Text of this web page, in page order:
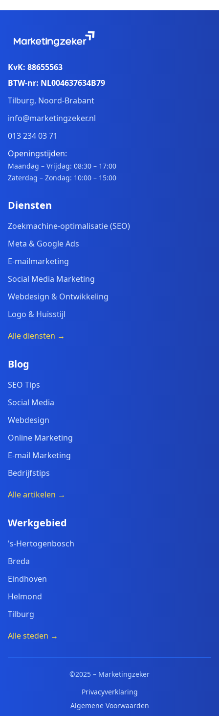
KvK: 88655563
BTW-nr: NL004637634B79
Tilburg, Noord-Brabant
info@marketingzeker.nl
013 234 03 71
Openingstijden:
Maandag – Vrijdag: 08:30 – 17:00
Zaterdag – Zondag: 10:00 – 15:00
Diensten
Zoekmachine-optimalisatie (SEO)
Meta & Google Ads
E-mailmarketing
Social Media Marketing
Webdesign & Ontwikkeling
Logo & Huisstijl
Alle diensten →
Blog
SEO Tips
Social Media
Webdesign
Online Marketing
E-mail Marketing
Bedrijfstips
Alle artikelen →
Werkgebied
's-Hertogenbosch
Breda
Eindhoven
Helmond
Tilburg
Alle steden →
©2025 – Marketingzeker
Privacyverklaring
Algemene Voorwaarden